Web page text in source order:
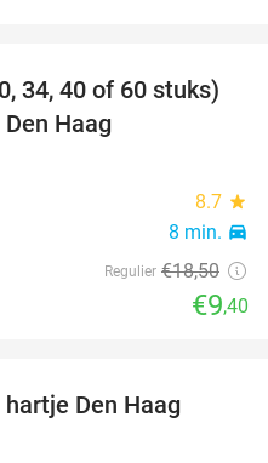
49%
34, 40 of 60 stuks)
Haag
8.7 star
8 min. directions_car
Regulier €18,50
€9,40
Den Haag